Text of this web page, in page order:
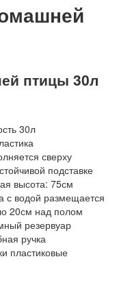
птицы 30л
30л
сверху
подставке
высота: 75см
с водой размещается
20см над полом
резервуар
ручка
пластиковые